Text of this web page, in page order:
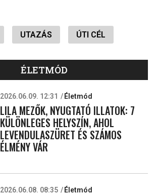
UTAZÁS ÚTI CÉL
ÉLETMÓD
2026.06.09. 12:31 Életmód
LILA MEZŐK, NYUGTATÓ ILLATOK: 7
KÜLÖNLEGES HELYSZÍN, AHOL
LEVENDULASZÜRET ÉS SZÁMOS
ÉLMÉNY VÁR
2026.06.08. 08:35 Életmód